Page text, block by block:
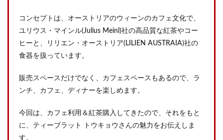
コンセプトは、オーストリアのウィーンのカフェ文化で、
ユリウス・マインル(Julius Meinl)社の高品質な紅茶やコー
ヒーと、リリエン・オーストリア(LILIEN AUSTRAIA)社の
食器を扱っています。
販売スペースだけでなく、カフェスペースもあるので、ラ
ンチ、カフェ、ディナーを楽しめます。
今回は、カフェ利用＆紅茶購入してきたので、それをもと
に、ティーブラット トウキョウさんの魅力をお伝えしま
す。